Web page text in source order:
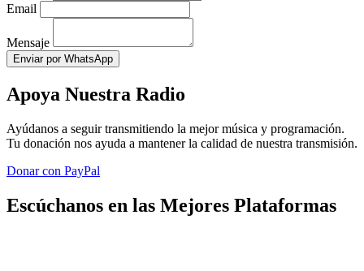
Email
Mensaje
Enviar por WhatsApp
Apoya Nuestra Radio
Ayúdanos a seguir transmitiendo la mejor música y programación.
Tu donación nos ayuda a mantener la calidad de nuestra transmisión.
Donar con PayPal
Escúchanos en las Mejores Plataformas